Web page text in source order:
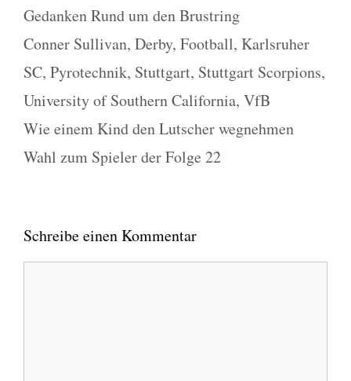
Kategorien
Gedanken Rund um den Brustring
Schlagwörter
Conner Sullivan, Derby, Football, Karlsruher
SC, Pyrotechnik, Stuttgart, Stuttgart Scorpions,
University of Southern California, VfB
Wie einem Kind den Lutscher wegnehmen
Wahl zum Spieler der Folge 22
Schreibe einen Kommentar
Kommentar